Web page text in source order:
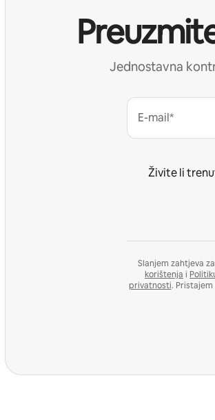
Jednostavna
E-mail*
Živite li
Slanjem zahtjeva
korištenja i
privatnosti.